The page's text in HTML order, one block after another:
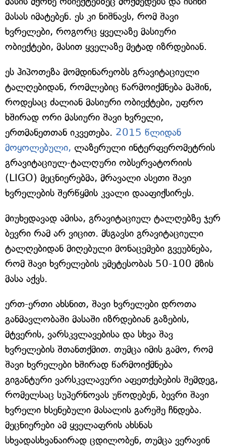
მასას იმატებენ. ეს კი ნიშნავს, რომ შავი
ხვრელები, როგორც ყველაზე მასიური
ობიექტები, მასით ყველაზე მეტად იზრდებიან.
ეს ჰიპოთეზა მომდინარეობს გრავიტაციული
ტალღებიდან, რომლებიც წარმოიქმნება მაშინ,
როდესაც ძალიან მასიური ობიექტები, უფრო
ხშირად ორი მასიური შავი ხვრელი,
ერთმანეთთან იკვეთება. 2015 წლიდან
მოყოლებული, ლაზერული ინტერფერომეტრის
გრავიტაციულ-ტალღური ობსერვატორიის
(LIGO) მეცნიერებმა, მრავალი ასეთი შავი
ხვრელების შერწყმის კვალი დააფიქსირეს.
მიუხედავად ამისა, გრავიტაციულ ტალღებზე ჯერ
ბევრი რამ არ ვიცით. მსგავსი გრავიტაციული
ტალღებიდან მიღებული მონაცემები გვეუბნება,
რომ შავი ხვრელების უმეტესობას 50-100 მზის
მასა აქვს.
ერთ-ერთი ახსნით, შავი ხვრელები დროთა
განმავლობაში მასაში იზრდებიან გაზების,
მტვერის, ვარსკვლავებისა და სხვა შავ
ხვრელების შთანთქმით. თუმცა იმის გამო, რომ
შავი ხვრელები ხშირად წარმოიქმნება
გიგანტური ვარსკვლავური აფეთქებების შემდეგ,
რომელსაც სუპერნოვას უწოდებენ, ბევრი შავი
ხვრელი ხსენებული მასალის გარეშე ჩნდება.
მეცნიერები ამ ყველაფრის ახსნას
სხვადასხვანაირად ცდილობენ, თუმცა ვერავინ